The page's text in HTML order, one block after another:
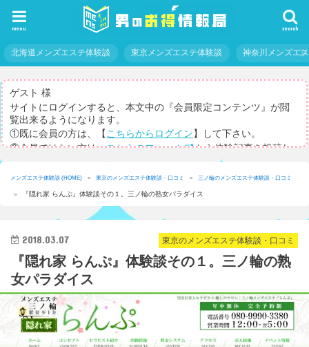
search
menu
北海道メンズエステ体験談 東京メンズエステ体験談 神奈川メンズエ
ゲスト 様
サイトにログインすると、本文中の『会員限定コンテンツ』が閲
覧出来るようになります。
①既に会員の方は、【 こちらからログイン 】して下さい。
②会員ではない方は、こちらのフォーム
から体験記事を投稿し
てログインパスを取得して下さい。
※体験記事が書けない方や、すべての記事を閲覧したい方のため
メンズエステ体験談 (HOME) » 東京のメンズエステ体験談・口コミ » 三ノ輪のメンズエステ体験談・口コミ
» 『隠れ家 らんぷ』体験談その１。三ノ輪の熟女パラダイス
東京のメンズエステ体験談・口コミ
2018.03.07
『隠れ家 らんぷ』体験談その１。三ノ輪の熟
女パラダイス